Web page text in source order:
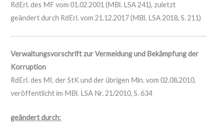
RdErl. des MF vom 01.02.2001 (MBl. LSA 241), zuletzt
geändert durch RdErl. vom 21.12.2017 (MBl. LSA 2018, S. 211)
Verwaltungsvorschrift zur Vermeidung und Bekämpfung der
Korruption
RdErl. des MI, der StK und der übrigen Min. vom 02.08.2010,
veröffentlicht im MBl. LSA Nr. 21/2010, S. 634
geändert durch: